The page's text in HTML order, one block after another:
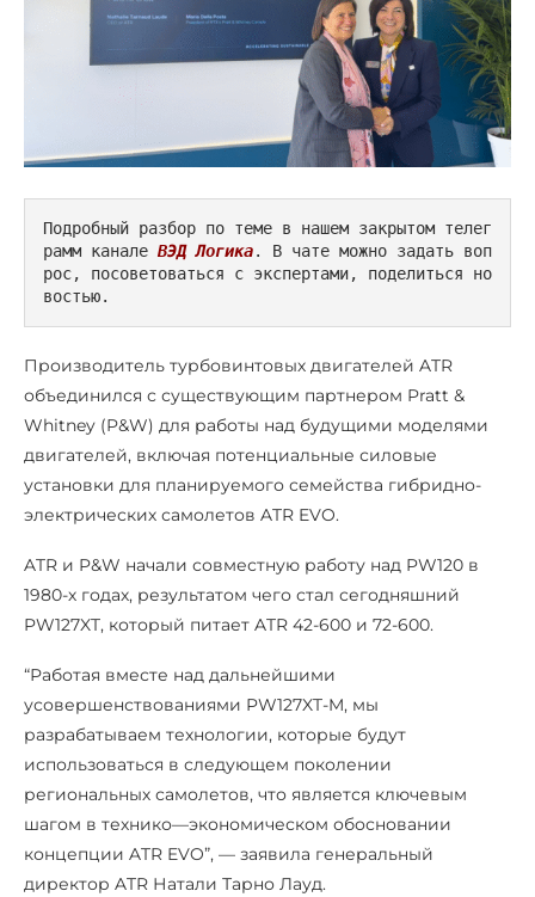
Подробный разбор по теме в нашем закрытом телег
рамм канале ВЭД Логика. В чате можно задать воп
рос, посоветоваться с экспертами, поделиться но
востью.
Производитель турбовинтовых двигателей ATR
объединился с существующим партнером Pratt &
Whitney (P&W) для работы над будущими моделями
двигателей, включая потенциальные силовые
установки для планируемого семейства гибридно-
электрических самолетов ATR EVO.
ATR и P&W начали совместную работу над PW120 в
1980-х годах, результатом чего стал сегодняшний
PW127XT, который питает ATR 42-600 и 72-600.
“Работая вместе над дальнейшими
усовершенствованиями PW127XT-M, мы
разрабатываем технологии, которые будут
использоваться в следующем поколении
региональных самолетов, что является ключевым
шагом в технико—экономическом обосновании
концепции ATR EVO”, — заявила генеральный
директор ATR Натали Тарно Лауд.